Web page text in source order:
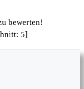
bewerten!
5]